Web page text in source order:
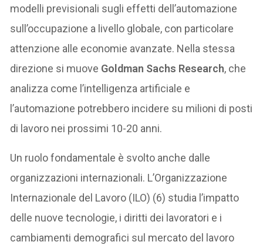
modelli previsionali sugli effetti dell’automazione
sull’occupazione a livello globale, con particolare
attenzione alle economie avanzate. Nella stessa
direzione si muove Goldman Sachs Research, che
analizza come l’intelligenza artificiale e
l’automazione potrebbero incidere su milioni di posti
di lavoro nei prossimi 10-20 anni.
Un ruolo fondamentale è svolto anche dalle
organizzazioni internazionali. L’Organizzazione
Internazionale del Lavoro (ILO) (6) studia l’impatto
delle nuove tecnologie, i diritti dei lavoratori e i
cambiamenti demografici sul mercato del lavoro